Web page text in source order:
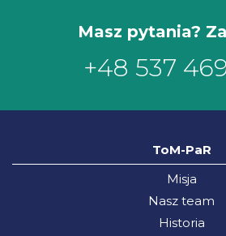
Masz pytania?
+48 537
ToM-PaR
Misja
Nasz team
Historia